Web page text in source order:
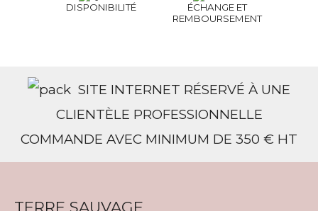
DISPONIBILITÉ
ÉCHANGE ET
REMBOURSEMENT
SITE INTERNET RÉSERVÉ À UNE
CLIENTÈLE PROFESSIONNELLE
COMMANDE AVEC MINIMUM DE 350 € HT
TERRE SAUVAGE